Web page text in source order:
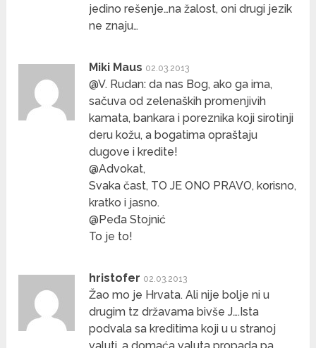
jedino rešenje…na žalost, oni drugi jezik
ne znaju…
Miki Maus 02.03.2013
@V. Rudan: da nas Bog, ako ga ima,
sačuva od zelenaških promenjivih
kamata, bankara i poreznika koji sirotinji
deru kožu, a bogatima opraštaju
dugove i kredite!
@Advokat,
Svaka čast, TO JE ONO PRAVO, korisno,
kratko i jasno.
@Peđa Stojnić
To je to!
hristofer 02.03.2013
Žao mo je Hrvata. Ali nije bolje ni u
drugim tz državama bivše J….Ista
podvala sa kreditima koji u u stranoj